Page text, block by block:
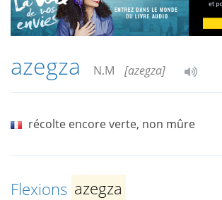
azegza N.M [azegza]
récolte encore verte, non mûre
Flexions azegza